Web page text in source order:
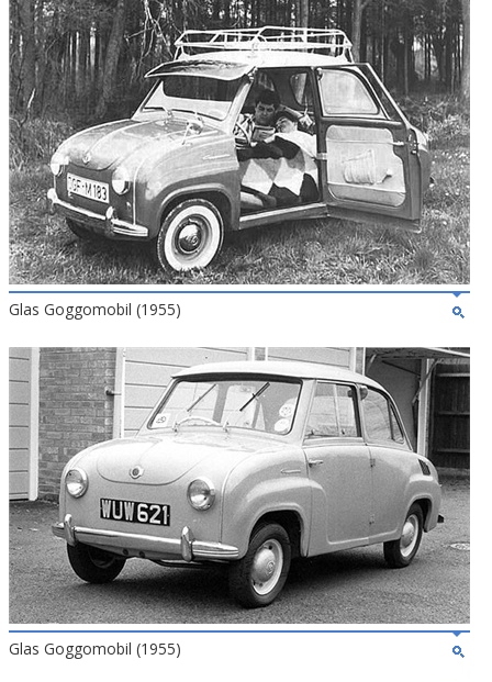
Glas Goggomobil (1955)
Glas Goggomobil (1955)